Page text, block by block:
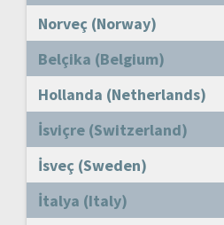
Norveç (Norway)
Belçika (Belgium)
Hollanda (Netherlands)
İsviçre (Switzerland)
İsveç (Sweden)
İtalya (Italy)